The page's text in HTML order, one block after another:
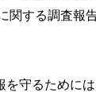
関する調査報告
守るために